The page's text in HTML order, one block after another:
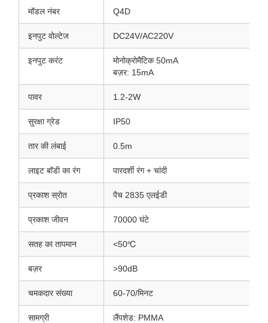
मॉडल नंबर Q4D
इनपुट वोल्टेज DC24V/AC220V
इनपुट करंट
मोनोक्रोमैटिक 50mA
बज़र: 15mA
पावर 1.2-2W
सुरक्षा ग्रेड IP50
तार की लंबाई 0.5m
लाइट बॉडी का रंग पारदर्शी रंग + चांदी
प्रकाश स्रोत पैच 2835 एलईडी
प्रकाश जीवन 70000 घंटे
सतह का तापमान <50℃
बज़र >90dB
चमकदार संख्या 60-70/मिनट
सामग्री
लैंपशेड: PMMA